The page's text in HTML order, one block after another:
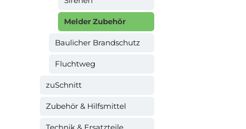
Melder Zubehör
Baulicher Brandschutz
Fluchtweg
zuSchnitt
Zubehör & Hilfsmittel